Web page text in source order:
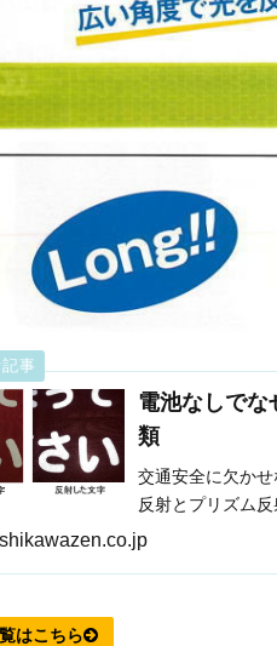
電池なしでな
類
交通安全に欠か
反射とプリズム
はこちら